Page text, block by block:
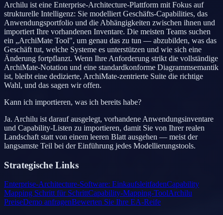
Archilu ist eine Enterprise-Architecture-Plattform mit Fokus auf
strukturelle Intelligenz: Sie modelliert Geschäfts-Capabilities, das
Anwendungsportfolio und die Abhängigkeiten zwischen ihnen und
importiert Ihre vorhandenen Inventare. Die meisten Teams suchen
ein „ArchiMate Tool", um genau das zu tun — abzubilden, was das
Geschäft tut, welche Systeme es unterstützen und wie sich eine
Änderung fortpflanzt. Wenn Ihre Anforderung strikt die vollständige
ArchiMate-Notation und eine standardkonforme Diagrammsemantik
ist, bleibt eine dedizierte, ArchiMate-zentrierte Suite die richtige
Wahl, und das sagen wir offen.
Kann ich importieren, was ich bereits habe?
Ja. Archilu ist darauf ausgelegt, vorhandene Anwendungsinventare
und Capability-Listen zu importieren, damit Sie von Ihrer realen
Landschaft statt von einem leeren Blatt ausgehen — meist der
langsamste Teil bei der Einführung jedes Modellierungstools.
Strategische Links
Enterprise-Architecture-Software: EinkaufsleitfadenCapability
Mapping Schritt für SchrittCapability-Mapping-ToolArchilu
PreiseDemo anfragenBewerten Sie Ihre EA-Reife